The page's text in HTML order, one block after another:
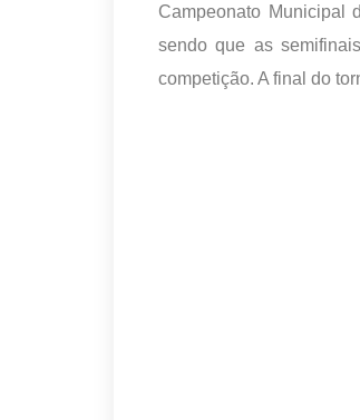
Campeonato Municipal
sendo que as
competição. A final do